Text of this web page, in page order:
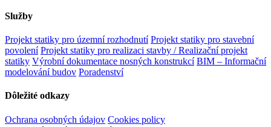
Služby
Projekt statiky pro územní rozhodnutí Projekt statiky pro stavební
povolení Projekt statiky pro realizaci stavby / Realizační projekt
statiky Výrobní dokumentace nosných konstrukcí BIM – Informační
modelování budov Poradenství
Dôležité odkazy
Ochrana osobných údajov Cookies policy